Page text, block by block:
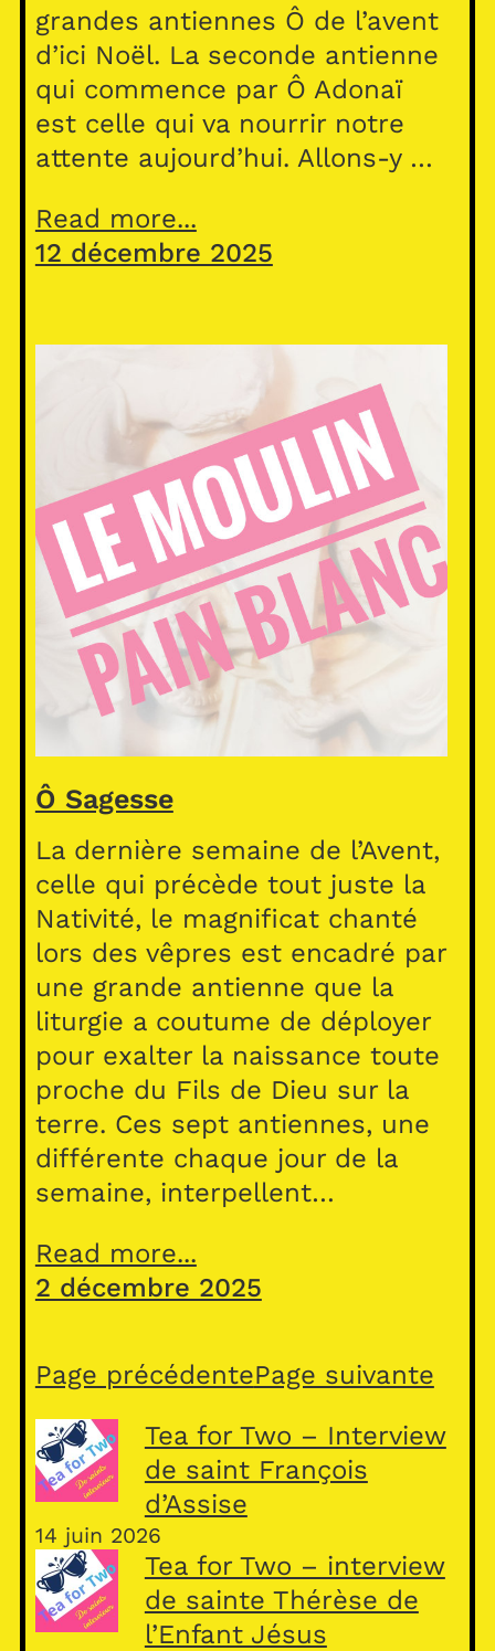
grandes antiennes Ô de l’avent
d’ici Noël. La seconde antienne
qui commence par Ô Adonaï
est celle qui va nourrir notre
attente aujourd’hui. Allons-y …
Read more...
12 décembre 2025
Ô Sagesse
La dernière semaine de l’Avent,
celle qui précède tout juste la
Nativité, le magnificat chanté
lors des vêpres est encadré par
une grande antienne que la
liturgie a coutume de déployer
pour exalter la naissance toute
proche du Fils de Dieu sur la
terre. Ces sept antiennes, une
différente chaque jour de la
semaine, interpellent…
Read more...
2 décembre 2025
Page précédentePage suivante
Tea for Two – Interview
de saint François
d’Assise
14 juin 2026
Tea for Two – interview
de sainte Thérèse de
l’Enfant Jésus